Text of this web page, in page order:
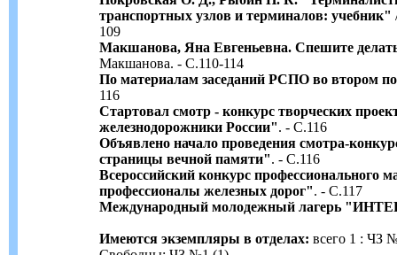
транспортных узлов и терминалов: учебник"
109
Макшанова, Яна Евгеньевна. Спешите
Макшанова. - С.110-114
По материалам заседаний РСПО во втором
116
Стартовал смотр - конкурс творческих
железнодорожники России". - С.116
Объявлено начало проведения смотра-
страницы вечной памяти". - С.116
Всероссийский конкурс профессионального
профессионалы железных дорог". - С.117
Международный молодежный лагерь
Имеются экземпляры в отделах: всего 1 : ЧЗ